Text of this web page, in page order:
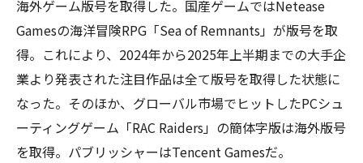
海外ゲーム版号を取得した。国産ゲームではNetease
Gamesの海洋冒険RPG「Sea of Remnants」が版号を取
得。これにより、2024年から2025年上半期までの大手企
業より発表された注目作品は全て版号を取得した状態に
なった。そのほか、グローバル市場でヒットしたPCシュ
ーティングゲーム「RAC Raiders」の簡体字版は海外版号
を取得。パブリッシャーはTencent Gamesだ。